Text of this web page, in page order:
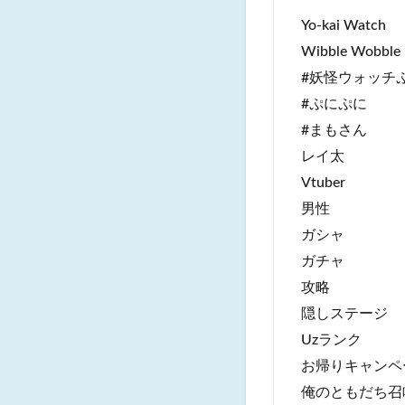
Yo-kai Watch
Wibble Wobble
#妖怪ウォッチ
#ぷにぷに
#まもさん
レイ太
Vtuber
男性
ガシャ
ガチャ
攻略
隠しステージ
Uzランク
お帰りキャンペ
俺のともだち